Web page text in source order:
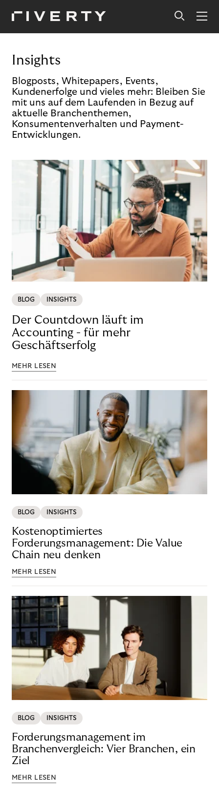
Insights
Blogposts, Whitepapers, Events,
Kundenerfolge und vieles mehr: Bleiben Sie
mit uns auf dem Laufenden in Bezug auf
aktuelle Branchenthemen,
Konsumentenverhalten und Payment-
Entwicklungen.
BLOG INSIGHTS
Der Countdown läuft im
Accounting - für mehr
Geschäftserfolg
MEHR LESEN
BLOG INSIGHTS
Kostenoptimiertes
Forderungsmanagement: Die Value
Chain neu denken
MEHR LESEN
BLOG INSIGHTS
Forderungsmanagement im
Branchenvergleich: Vier Branchen, ein
Ziel
MEHR LESEN